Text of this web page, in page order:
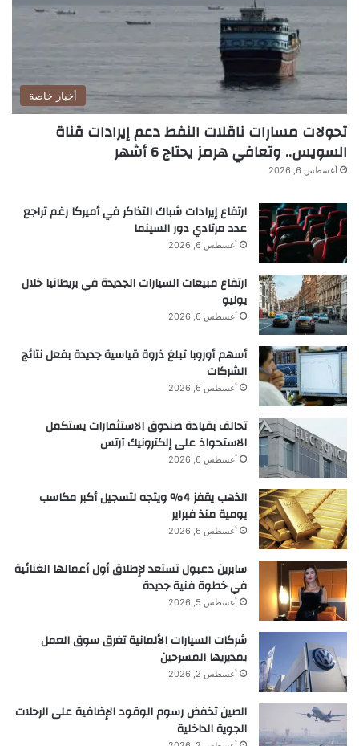
أخبار خاصة
تحولات مسارات ناقلات النفط دعم إيرادات قناة
السويس.. وتعافي هرمز يحتاج 6 أشهر
أغسطس 6, 2026
ارتفاع إيرادات شباك التذاكر في أميركا رغم تراجع
عدد مرتادي دور السينما
أغسطس 6, 2026
ارتفاع مبيعات السيارات الجديدة في بريطانيا خلال
يوليو
أغسطس 6, 2026
أسهم أوروبا تبلغ ذروة قياسية جديدة بفعل نتائج
الشركات
أغسطس 6, 2026
تحالف بقيادة صندوق الاستثمارات يستكمل
الاستحواذ على إلكترونيك آرتس
أغسطس 6, 2026
الذهب يقفز 4% ويتجه لتسجيل أكبر مكاسب
يومية منذ فبراير
أغسطس 6, 2026
سابرين دعبول تستعد لإطلاق أول أعمالها الغنائية
في خطوة فنية جديدة
أغسطس 5, 2026
شركات السيارات الألمانية تغرق سوق العمل
بمديريها المسرحين
أغسطس 2, 2026
الصين تخفض رسوم الوقود الإضافية على الرحلات
الجوية الداخلية